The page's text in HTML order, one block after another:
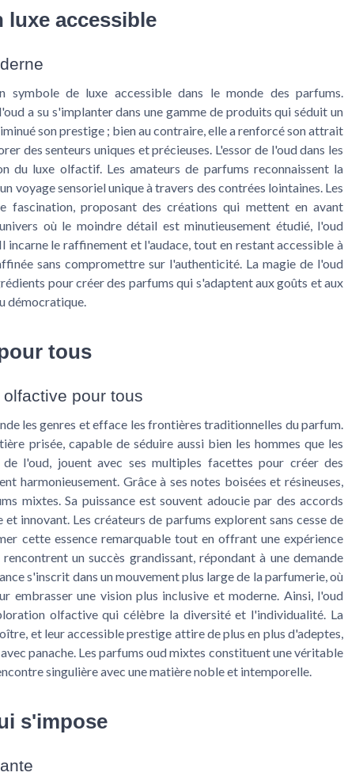
luxe accessible
de luxe accessible dans le monde des parfums.
a su s'implanter dans une gamme de produits qui séduit un
son prestige ; bien au contraire, elle a renforcé son attrait
des senteurs uniques et précieuses. L'essor de l'oud dans les
du luxe olfactif. Les amateurs de parfums reconnaissent la
voyage sensoriel unique à travers des contrées lointaines. Les
fascination, proposant des créations qui mettent en avant
où le moindre détail est minutieusement étudié, l'oud
le raffinement et l'audace, tout en restant accessible à
sans compromettre sur l'authenticité. La magie de l'oud
pour créer des parfums qui s'adaptent aux goûts et aux
démocratique.
tous
pour tous
les genres et efface les frontières traditionnelles du parfum.
prisée, capable de séduire aussi bien les hommes que les
l'oud, jouent avec ses multiples facettes pour créer des
harmonieusement. Grâce à ses notes boisées et résineuses,
mixtes. Sa puissance est souvent adoucie par des accords
innovant. Les créateurs de parfums explorent sans cesse de
cette essence remarquable tout en offrant une expérience
un succès grandissant, répondant à une demande
s'inscrit dans un mouvement plus large de la parfumerie, où
embrasser une vision plus inclusive et moderne. Ainsi, l'oud
olfactive qui célèbre la diversité et l'individualité. La
et leur accessible prestige attire de plus en plus d'adeptes,
panache. Les parfums oud mixtes constituent une véritable
singulière avec une matière noble et intemporelle.
s'impose